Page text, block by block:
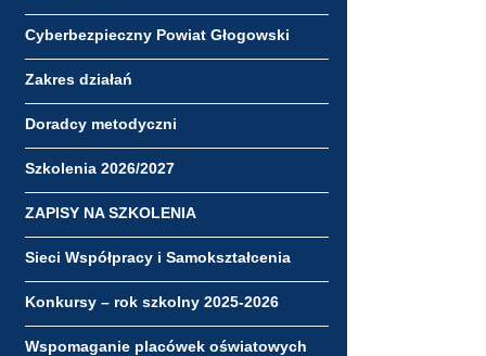
Cyberbezpieczny Powiat Głogowski
Zakres działań
Doradcy metodyczni
Szkolenia 2026/2027
ZAPISY NA SZKOLENIA
Sieci Współpracy i Samokształcenia
Konkursy – rok szkolny 2025-2026
Wspomaganie placówek oświatowych